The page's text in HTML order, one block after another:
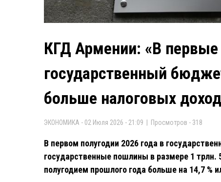
КГД Армении: «В
государственный
больше налоговых
ЭКОНОМИКА - 02 Июля 2026 - 21:09 | Просмотров - 318
В первом полугодии 2026 года в
государственные пошлины в размере 1
полугодием прошлого года больше на 14,7 %